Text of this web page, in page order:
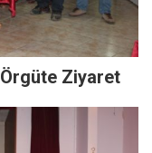
Ziyaret